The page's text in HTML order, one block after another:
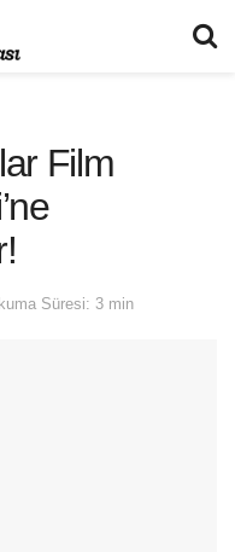
Film
Süresi: 3 min